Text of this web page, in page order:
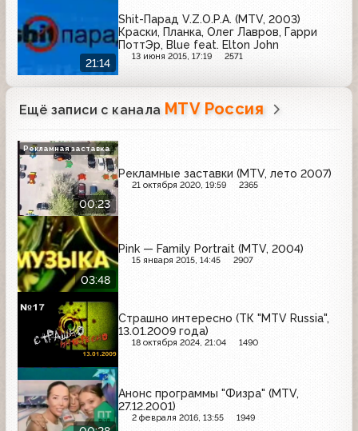
21:14
Shit-Парад V.Z.O.P.A. (MTV, 2003)
Краски, Планка, Олег Лавров, Гарри
ПоттЭр, Blue feat. Elton John
13 июня 2015, 17:19 2571
Ещё записи с канала MTV Россия
00:23
Рекламные заставки (MTV, лето 2007)
21 октября 2020, 19:59 2365
Рекламная заставка
03:48
Pink — Family Portrait (MTV, 2004)
15 января 2015, 14:45 2907
Страшно интересно (ТК "MTV Russia",
13.01.2009 года)
18 октября 2024, 21:04 1490
Анонс программы "Физра" (MTV,
27.12.2001)
2 февраля 2016, 13:55 1949